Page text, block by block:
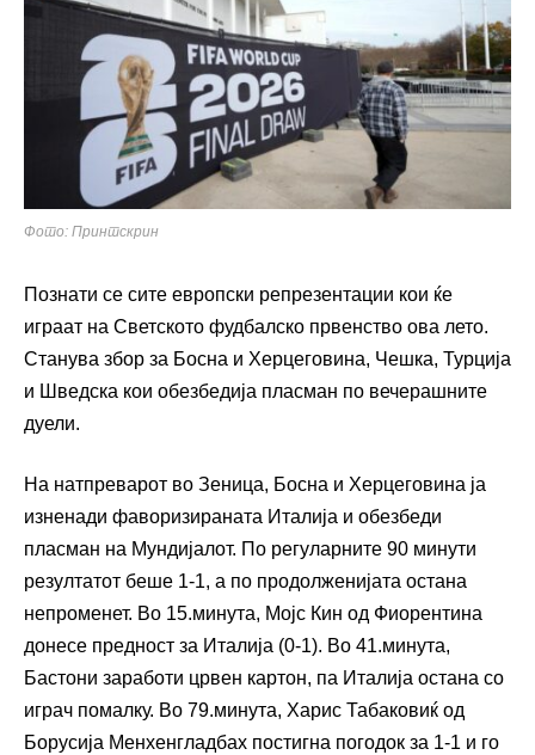
Фото: Принтскрин
Познати се сите европски репрезентации кои ќе
играат на Светското фудбалско првенство ова лето.
Станува збор за Босна и Херцеговина, Чешка, Турција
и Шведска кои обезбедија пласман по вечерашните
дуели.
На натпреварот во Зеница, Босна и Херцеговина ја
изненади фаворизираната Италија и обезбеди
пласман на Мундијалот. По регуларните 90 минути
резултатот беше 1-1, а по продолженијата остана
непроменет. Во 15.минута, Мојс Кин од Фиорентина
донесе предност за Италија (0-1). Во 41.минута,
Бастони заработи црвен картон, па Италија остана со
играч помалку. Во 79.минута, Харис Табаковиќ од
Борусија Менхенгладбах постигна погодок за 1-1 и го